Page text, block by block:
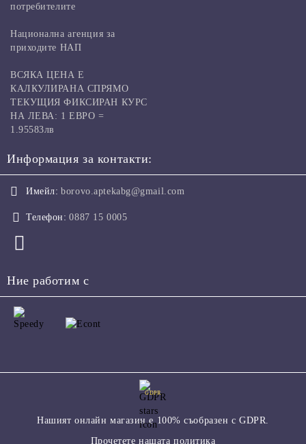
потребителите
Национална агенция за
приходите НАП
ВСЯКА ЦЕНА Е
КАЛКУЛИРАНА СПРЯМО
ТЕКУЩИЯ ФИКСИРАН КУРС
НА ЛЕВА: 1 ЕВРО =
1.95583лв
Информация за контакти:
Имейл: borovo.aptekabg@gmail.com
Телефон: 0887 15 0005
Ние работим с
GDPR
Нашият онлайн магазин е 100% съобразен с GDPR.
Прочетете нашата политика